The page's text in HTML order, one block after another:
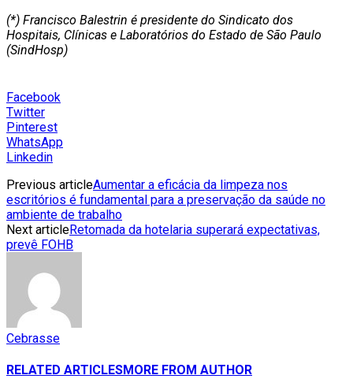
(*) Francisco Balestrin é presidente do Sindicato dos
Hospitais, Clínicas e Laboratórios do Estado de São Paulo
(SindHosp)
Facebook
Twitter
Pinterest
WhatsApp
Linkedin
Previous articleAumentar a eficácia da limpeza nos
escritórios é fundamental para a preservação da saúde no
ambiente de trabalho
Next articleRetomada da hotelaria superará expectativas,
prevê FOHB
Cebrasse
RELATED ARTICLESMORE FROM AUTHOR